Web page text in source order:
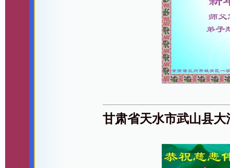
甘肃省天水市武山县